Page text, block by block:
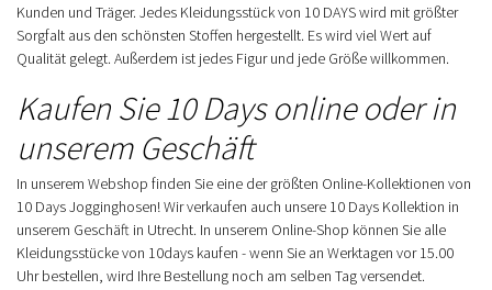
Kunden und Träger. Jedes Kleidungsstück von 10 DAYS wird mit größter
Sorgfalt aus den schönsten Stoffen hergestellt. Es wird viel Wert auf
Qualität gelegt. Außerdem ist jedes Figur und jede Größe willkommen.
Kaufen Sie 10 Days online oder in
unserem Geschäft
In unserem Webshop finden Sie eine der größten Online-Kollektionen von
10 Days Jogginghosen! Wir verkaufen auch unsere 10 Days Kollektion in
unserem Geschäft in Utrecht. In unserem Online-Shop können Sie alle
Kleidungsstücke von 10days kaufen - wenn Sie an Werktagen vor 15.00
Uhr bestellen, wird Ihre Bestellung noch am selben Tag versendet.